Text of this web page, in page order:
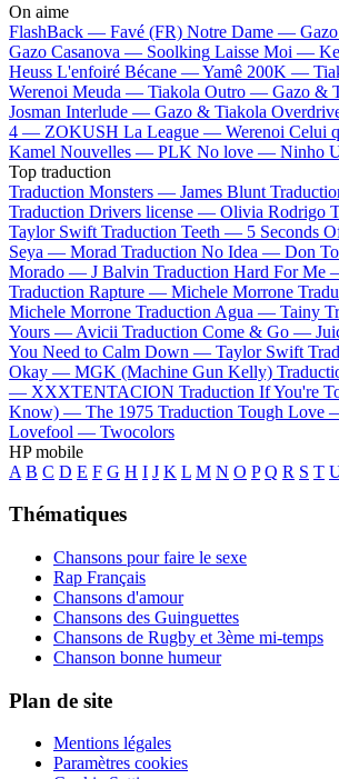
On aime
FlashBack — Favé (FR) Notre Dame —
Gazo Casanova — Soolking Laisse Moi —
Heuss L'enfoiré Bécane —Yamê 200K —
Werenoi Meuda — Tiakola Outro — Gazo &
Josman Interlude — Gazo & Tiakola
4 — ZOKUSH La League — Werenoi Celui
Kamel Nouvelles — PLK No love — Ninho
Top traduction
Traduction Monsters — James Blunt
Traduction Drivers license — Olivia Rodrigo
Taylor Swift Traduction Teeth — 5 Seconds
Seya — Morad Traduction No Idea — Don
Morado — J Balvin Traduction Hard For Me
Traduction Rapture — Michele Morrone
Michele Morrone Traduction Agua — Tainy
Yours — Avicii Traduction Come & Go —
You Need to Calm Down — Taylor Swift
Okay — MGK (Machine Gun Kelly)
— XXXTENTACION Traduction If You're
Know) — The 1975 Traduction Tough Love
Lovefool — Twocolors
HP mobile
A B C D E F G H I J K L M N O P Q R S T
Thématiques
Chansons pour faire le sexe
Rap Français
Chansons d'amour
Chansons des Guinguettes
Chansons de Rugby et 3ème mi-temps
Chanson bonne humeur
Plan de site
Mentions légales
Paramètres cookies